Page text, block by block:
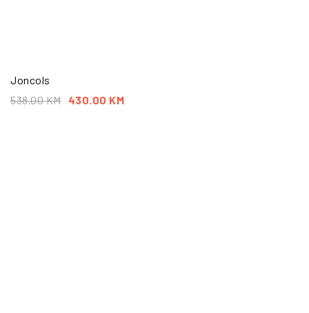
Joncols
538.00KM 430.00 KM